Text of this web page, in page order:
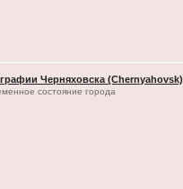
Черняховска (Chernyahovsk)
состояние города